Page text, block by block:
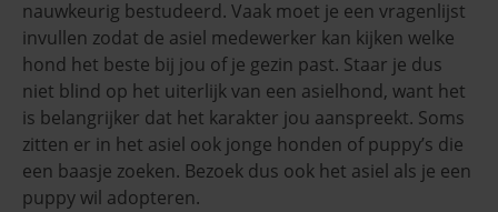
nauwkeurig bestudeerd. Vaak moet je een vragenlijst
invullen zodat de asiel medewerker kan kijken welke
hond het beste bij jou of je gezin past. Staar je dus
niet blind op het uiterlijk van een asielhond, want het
is belangrijker dat het karakter jou aanspreekt. Soms
zitten er in het asiel ook jonge honden of puppy’s die
een baasje zoeken. Bezoek dus ook het asiel als je een
puppy wil adopteren.